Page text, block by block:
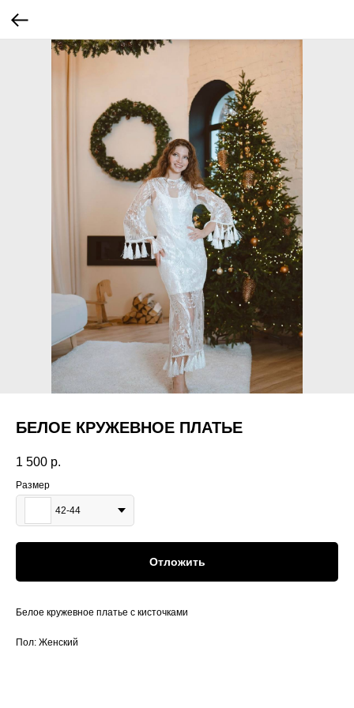
БЕЛОЕ КРУЖЕВНОЕ ПЛАТЬЕ
1 500 р.
Размер
42-44
Отложить
Белое кружевное платье с кисточками
Пол: Женский